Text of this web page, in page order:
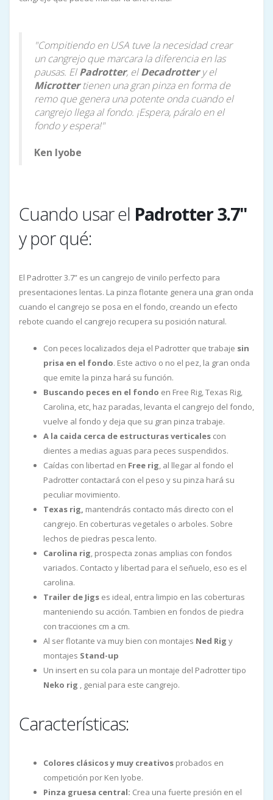
"Compitiendo en USA tuve la necesidad crear
un cangrejo que marcara la diferencia en las
pausas. ElPadrotter, elDecadrottery el
Microttertienen una gran pinza en forma de
remo que genera una potente onda cuando el
cangrejo llega al fondo. ¡Espera, páralo en el
fondo y espera!"
Ken Iyobe
Cuando usar el Padrotter 3.7"
y por qué:
El Padrotter 3.7” es un cangrejo de vinilo perfecto para
presentaciones lentas. La pinza flotante genera una gran onda
cuando el cangrejo se posa en el fondo, creando un efecto
rebote cuando el cangrejo recupera su posición natural.
Con peces localizados deja el Padrotter que trabaje sin
prisa en el fondo. Este activo o no el pez, la gran onda
que emite la pinza hará su función.
Buscando peces en el fondo en Free Rig, Texas Rig,
Carolina, etc, haz paradas, levanta el cangrejo del fondo,
vuelve al fondo y deja que su gran pinza trabaje.
A la caida cerca de estructuras verticales con
dientes a medias aguas para peces suspendidos.
Caídas con libertad en Free rig, al llegar al fondo el
Padrotter contactará con el peso y su pinza hará su
peculiar movimiento.
Texas rig, mantendrás contacto más directo con el
cangrejo. En coberturas vegetales o arboles. Sobre
lechos de piedras pesca lento.
Carolina rig, prospecta zonas amplias con fondos
variados. Contacto y libertad para el señuelo, eso es el
carolina.
Trailer de Jigs es ideal, entra limpio en las coberturas
manteniendo su acción. Tambien en fondos de piedra
con tracciones cm a cm.
Al ser flotante va muy bien con montajes Ned Rig y
montajes Stand-up
Un insert en su cola para un montaje del Padrotter tipo
Neko rig , genial para este cangrejo.
Características:
Colores clásicos y muy creativos probados en
competición por Ken Iyobe.
Pinza gruesa central: Crea una fuerte presión en el